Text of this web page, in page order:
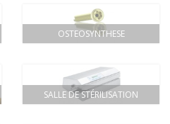
OSTEOSYNTHESE
SALLE DE STÉRILISATION